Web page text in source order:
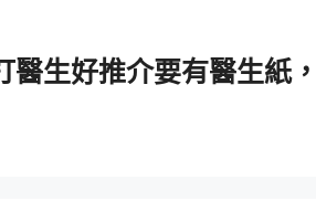
醫生好推介要有醫生紙